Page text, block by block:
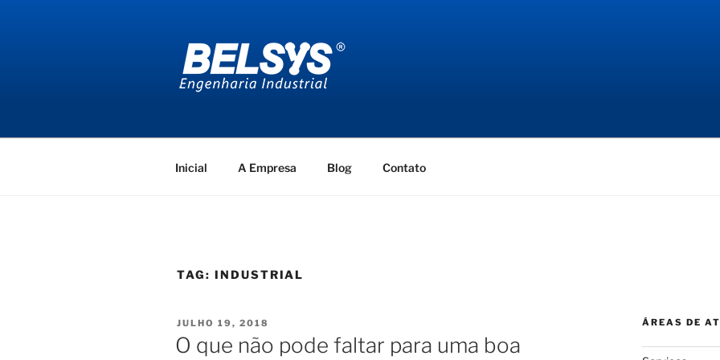
Inicial A Empresa Blog Contato
TAG: INDUSTRIAL
PUBLICADO
EM
JULHO 19, 2018
O que não pode faltar para uma boa
ÁREAS DE